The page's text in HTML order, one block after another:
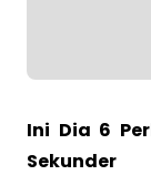
Ini Dia 6
Sekunder